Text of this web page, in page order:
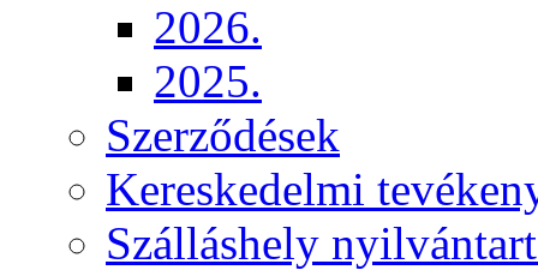
2026.
2025.
Szerződések
Kereskedelmi
Szálláshely